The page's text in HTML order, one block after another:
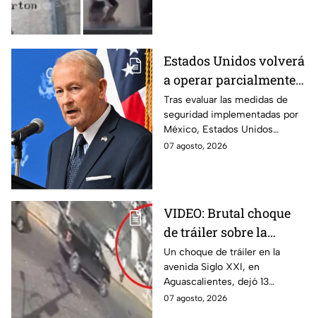
Estados Unidos volverá
a operar parcialmente
en Michoacán tras
suspensión por
motivos de seguridad
Tras evaluar las medidas de
seguridad implementadas por
México, Estados Unidos
reanudará parcialmente sus
07 agosto, 2026
VIDEO: Brutal choque
de tráiler sobre la
avenida Siglo XXI en
Aguascalientes deja
varios heridos y
destrozos
Un choque de tráiler en la
avenida Siglo XXI, en
Aguascalientes, dejó 13
heridos y varios vehículos
07 agosto, 2026